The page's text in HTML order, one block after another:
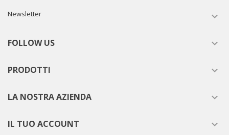
Newsletter 
FOLLOW US 
PRODOTTI 
LA NOSTRA AZIENDA 
IL TUO ACCOUNT 